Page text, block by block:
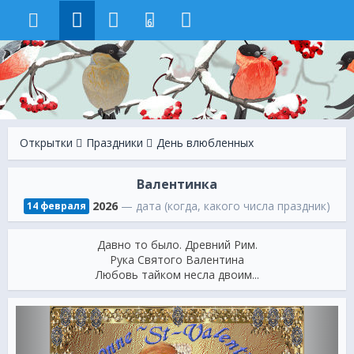
6
Открытки Праздники День влюбленных
Валентинка
14 февраля 2026— дата (когда, какого числа праздник)
Давно то было. Древний Рим.
Рука Святого Валентина
Любовь тайком несла двоим...